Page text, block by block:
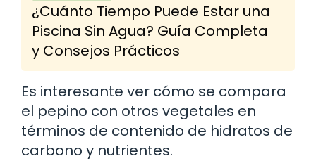
¿Cuánto Tiempo Puede Estar una
Piscina Sin Agua? Guía Completa
y Consejos Prácticos
Es interesante ver cómo se compara
el pepino con otros vegetales en
términos de contenido de hidratos de
carbono y nutrientes.